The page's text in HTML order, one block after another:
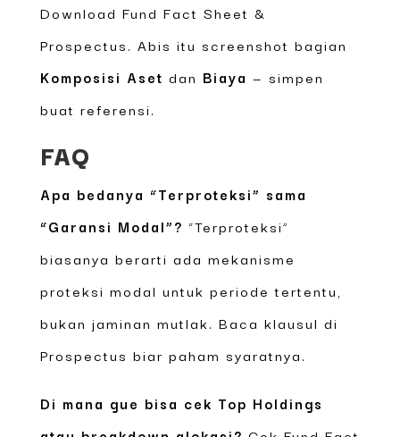
Download Fund Fact Sheet &
Prospectus. Abis itu screenshot bagian
Komposisi Aset dan Biaya — simpen
buat referensi.
FAQ
Apa bedanya “Terproteksi” sama
“Garansi Modal”? “Terproteksi”
biasanya berarti ada mekanisme
proteksi modal untuk periode tertentu,
bukan jaminan mutlak. Baca klausul di
Prospectus biar paham syaratnya.
Di mana gue bisa cek Top Holdings